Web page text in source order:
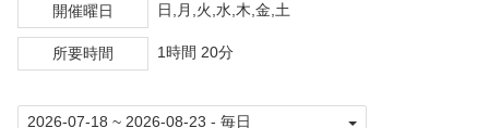
開催曜日 日,月,火,水,木,金,土
所要時間 1時間 20分